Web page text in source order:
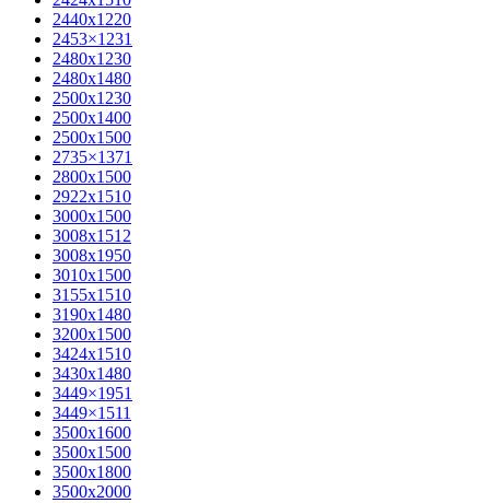
2440х1220
2453×1231
2480х1230
2480х1480
2500х1230
2500х1400
2500х1500
2735×1371
2800х1500
2922х1510
3000х1500
3008х1512
3008х1950
3010х1500
3155х1510
3190х1480
3200х1500
3424х1510
3430х1480
3449×1951
3449×1511
3500x1600
3500х1500
3500х1800
3500х2000